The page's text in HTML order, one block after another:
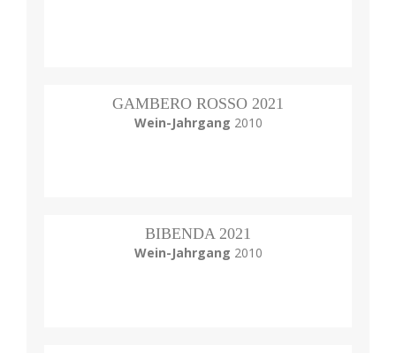
GAMBERO ROSSO 2021
Wein-Jahrgang 2010
BIBENDA 2021
Wein-Jahrgang 2010